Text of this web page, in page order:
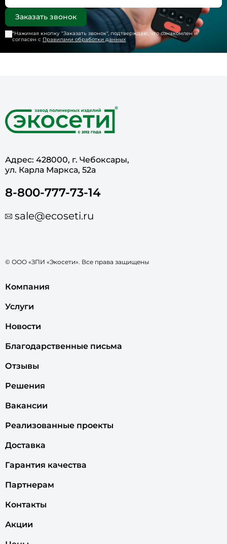
*Нажимая кнопку "Заказать звонок", подтверждаю, что ознакомлен и
согласен с Правилами обработки данных
Адрес: 428000, г. Чебоксары,
ул. Карла Маркса, 52а
8-800-777-73-14
sale@ecoseti.ru
© ООО «ЗПИ «Экосети». Все права защищены
Компания
Услуги
Новости
Благодарственные письма
Отзывы
Решения
Вакансии
Реализованные проекты
Доставка
Гарантия качества
Партнерам
Контакты
Акции